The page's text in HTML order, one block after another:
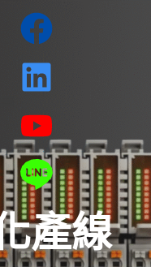
產線